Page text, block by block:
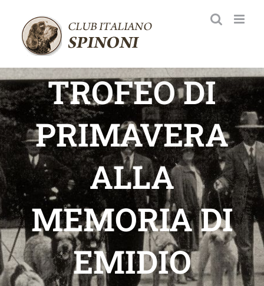
contenuto
TROFEO DI
PRIMAVERA​
ALLA
MEMORIA DI
EMIDIO